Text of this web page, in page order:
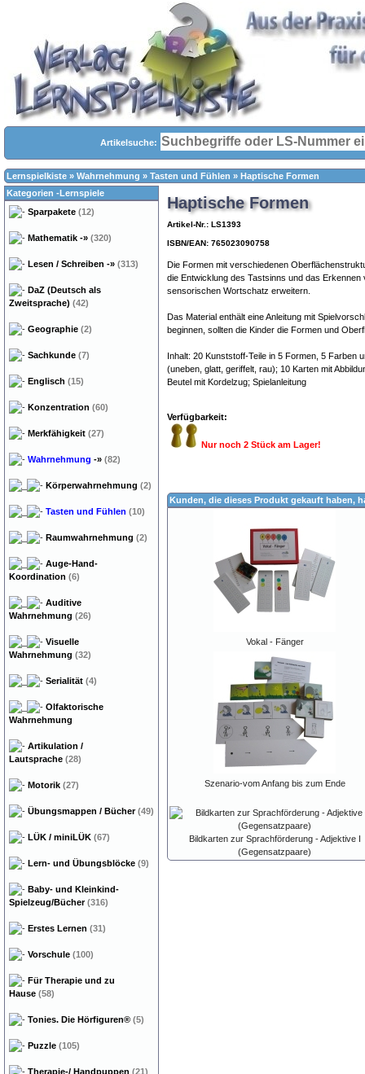
Artikelsuche:
Lernspielkiste » Wahrnehmung » Tasten und Fühlen » Haptische Formen
Haptische Formen
Artikel-Nr.: LS1393
ISBN/EAN: 765023090758
Die Formen mit verschiedenen
die Entwicklung des Tastsinns und das
sensorischen Wortschatz erweitern.
Das Material enthält eine Anleitung mit
beginnen, sollten die Kinder die Formen und
Inhalt: 20 Kunststoff-Teile in 5 Formen, 5
(uneben, glatt, geriffelt, rau); 10 Karten mit
Beutel mit Kordelzug; Spielanleitung
Verfügbarkeit:
Nur noch 2 Stück am Lager!
Kunden, die dieses Produkt gekauft haben,
Vokal - Fänger
Szenario-vom Anfang bis zum Ende
Bildkarten zur Sprachförderung - Adjektive I
(Gegensatzpaare)
Kategorien -Lernspiele
Sparpakete (12)
Mathematik -» (320)
Lesen / Schreiben -» (313)
DaZ (Deutsch als
Zweitsprache) (42)
Geographie (2)
Sachkunde (7)
Englisch (15)
Konzentration (60)
Merkfähigkeit (27)
Wahrnehmung -» (82)
Körperwahrnehmung (2)
Tasten und Fühlen (10)
Raumwahrnehmung (2)
Auge-Hand-
Koordination (6)
Auditive
Wahrnehmung (26)
Visuelle
Wahrnehmung (32)
Serialität (4)
Olfaktorische
Wahrnehmung
Artikulation /
Lautsprache (28)
Motorik (27)
Übungsmappen / Bücher(49)
LÜK / miniLÜK (67)
Lern- und Übungsblöcke (9)
Baby- und Kleinkind-
Spielzeug/Bücher(316)
Erstes Lernen (31)
Vorschule (100)
Für Therapie und zu
Hause (58)
Tonies. Die Hörfiguren® (5)
Puzzle (105)
Therapie-/ Handpuppen (21)